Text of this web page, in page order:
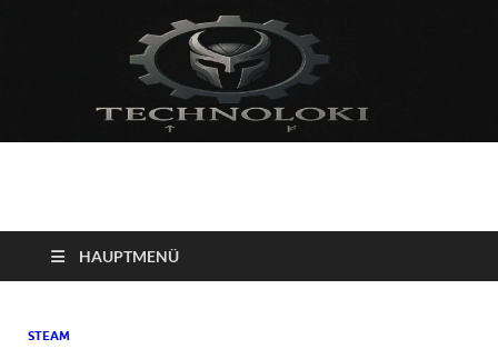
Technoloki: Gaming
und Entertainment
News
Blockbuster, Indie-Perlen und Retro-Klassiker.
HAUPTMENÜ
STEAM